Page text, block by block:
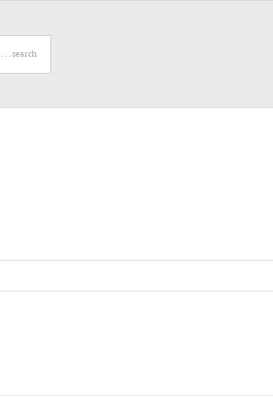
Search
for: